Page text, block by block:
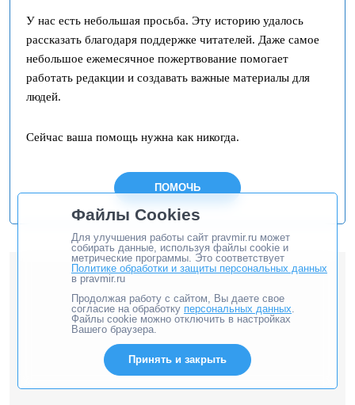
У нас есть небольшая просьба. Эту историю удалось
рассказать благодаря поддержке читателей. Даже самое
небольшое ежемесячное пожертвование помогает
работать редакции и создавать важные материалы для
людей.
Сейчас ваша помощь нужна как никогда.
ПОМОЧЬ
Файлы Cookies
Для улучшения работы сайт pravmir.ru может
собирать данные, используя файлы cookie и
метрические программы. Это соответствует
Политике обработки и защиты персональных данных
в pravmir.ru
Продолжая работу с сайтом, Вы даете свое
согласие на обработку персональных данных.
Файлы cookie можно отключить в настройках
Вашего браузера.
Принять и закрыть